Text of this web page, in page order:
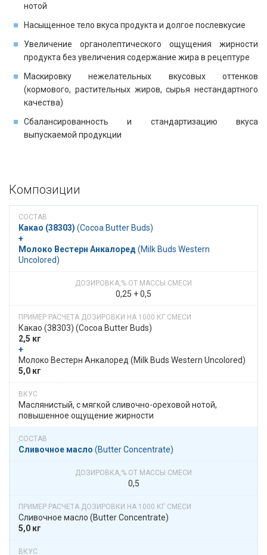
нотой
Насыщенное тело вкуса продукта и долгое послевкусие
Увеличение органолептического ощущения жирности
продукта без увеличения содержание жира в рецептуре
Маскировку нежелательных вкусовых оттенков
(кормового, растительных жиров, сырья нестандартного
качества)
Сбалансированность и стандартизацию вкуса
выпускаемой продукции
Композиции
Какао (38303) ​​ (Cocoa Butter Buds)
+
Молоко Вестерн Анкалоред ​​ (Milk Buds Western
Uncolored)
0,25 + 0,5
Какао (38303)​​ (Cocoa Butter Buds)
2,5 кг
+
​​ Молоко Вестерн Анкалоред​​ (Milk Buds Western Uncolored)
5,0 кг
Маслянистый, с мягкой сливочно-ореховой нотой,
повышенное ощущение жирности
Сливочное масло ​​ (Butter Concentrate)
0,5
Сливочное масло​​ (Butter Concentrate)
5,0 кг